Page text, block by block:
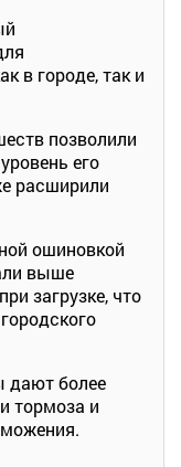
в городе, так и
позволили
его
расширили
ошиновкой
выше
загрузке, что
дают более
тормоза и